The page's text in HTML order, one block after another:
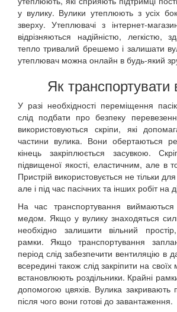
у вулику. Вулики утеплюють з усіх
зверху. Утеплювачі з інтернет-
відрізняються надійністю, легкістю,
тепло тривалий брешемо і залишати
утеплювач можна онлайн в будь-який
Як транспортувати
У разі необхідності переміщення
слід подбати про безпеку
використовуються скріпи, які
частини вулика. Вони обертаються
кінець закріплюється засувкою.
підвищеної якості, еластичним, але в
Пристрій використовується не тільки
але і під час пасічних та інших робіт на
На час транспортування
медом. Якщо у вулику знаходяться
необхідно залишити вільний
рамки. Якщо транспортування
період слід забезпечити вентиляцію в
всередині також слід закріпити на
встановлюють роздільники. Крайні
допомогою цвяхів. Вулика закривають
після чого вони готові до завантаження.